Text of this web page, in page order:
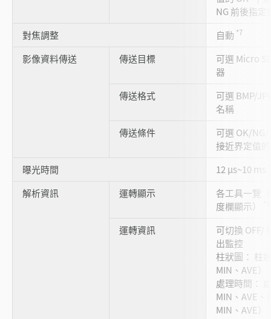
NG 前後指
對焦調整
自動 *7
影像資料傳送 傳送目標
可選 Micro
器
傳送格式
可選 BMP/
名稱
傳送條件
可選 OK/
接近界定值
曝光時間
12 μs~10 ms
解析資訊 運轉顯示
各工具一覽
度欄顯示）
運轉資訊
可切換 OFF/
出監控
柱狀圖： 柱
MIN、AVE）
處理時間：
MIN、AVE
MIN、AVE）